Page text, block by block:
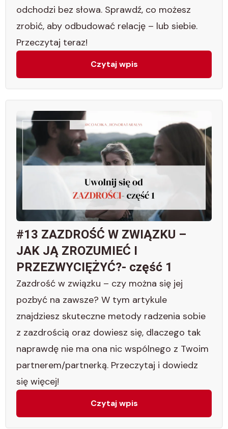
odchodzi bez słowa. Sprawdź, co możesz
zrobić, aby odbudować relację – lub siebie.
Przeczytaj teraz!
Czytaj wpis
#13 ZAZDROŚĆ W ZWIĄZKU –
JAK JĄ ZROZUMIEĆ I
PRZEZWYCIĘŻYĆ?- część 1
Zazdrość w związku – czy można się jej
pozbyć na zawsze? W tym artykule
znajdziesz skuteczne metody radzenia sobie
z zazdrością oraz dowiesz się, dlaczego tak
naprawdę nie ma ona nic wspólnego z Twoim
partnerem/partnerką. Przeczytaj i dowiedz
się więcej!
Czytaj wpis